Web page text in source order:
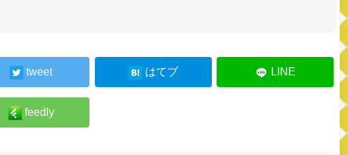
tweet はてブ LINE
feedly